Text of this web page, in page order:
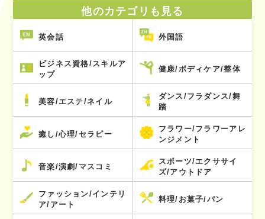
他のカテゴリも見る
英会話 外国語
ビジネス資格/スキルア
ップ
健康/ボディケア/整体
美容/エステ/ネイル
ダンス/フラダンス/舞
踏
癒し/心理/セラピー
フラワー/フラワーアレ
ンジメント
音楽/演劇/マスコミ
スポーツ/エクササイ
ズ/アウトドア
ファッション/インテリ
ア/アート
料理/お菓子/パン